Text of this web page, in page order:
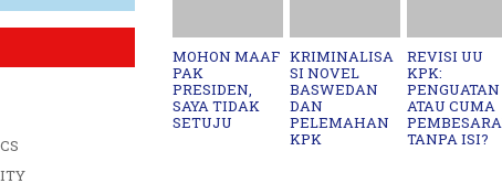
MOHON MAAF
PAK
PRESIDEN,
SAYA TIDAK
SETUJU
KRIMINALISA
SI NOVEL
BASWEDAN
DAN
PELEMAHAN
KPK
REVISI UU
KPK:
PENGUATAN
ATAU CUMA
TANPA ISI?